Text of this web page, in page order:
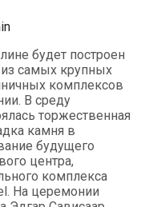
будет построен
самых крупных
комплексов
В среду
торжественная
камня в
будущего
центра,
комплекса
На церемонии